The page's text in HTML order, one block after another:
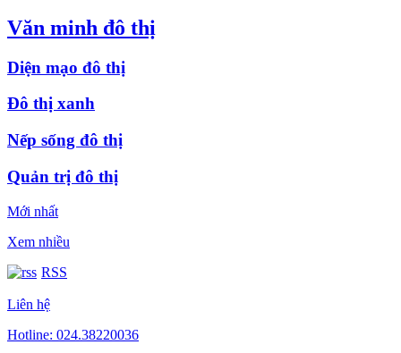
Văn minh đô thị
Diện mạo đô thị
Đô thị xanh
Nếp sống đô thị
Quản trị đô thị
Mới nhất
Xem nhiều
RSS
Liên hệ
Hotline: 024.38220036